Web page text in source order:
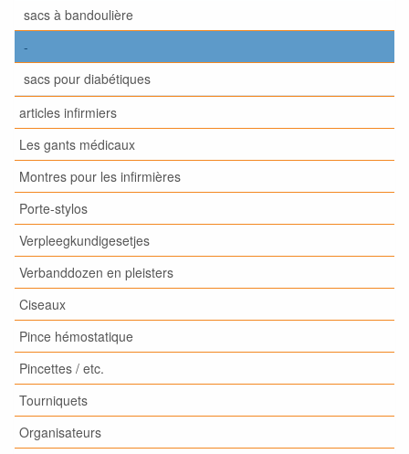
sacs à bandoulière
-
sacs pour diabétiques
articles infirmiers
Les gants médicaux
Montres pour les infirmières
Porte-stylos
Verpleegkundigesetjes
Verbanddozen en pleisters
Ciseaux
Pince hémostatique
Pincettes / etc.
Tourniquets
Organisateurs